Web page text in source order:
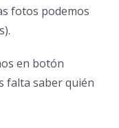
fotos podemos
en botón
falta saber quién